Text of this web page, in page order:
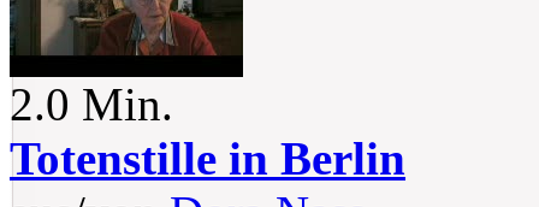
2.0 Min.
Totenstille in Berlin